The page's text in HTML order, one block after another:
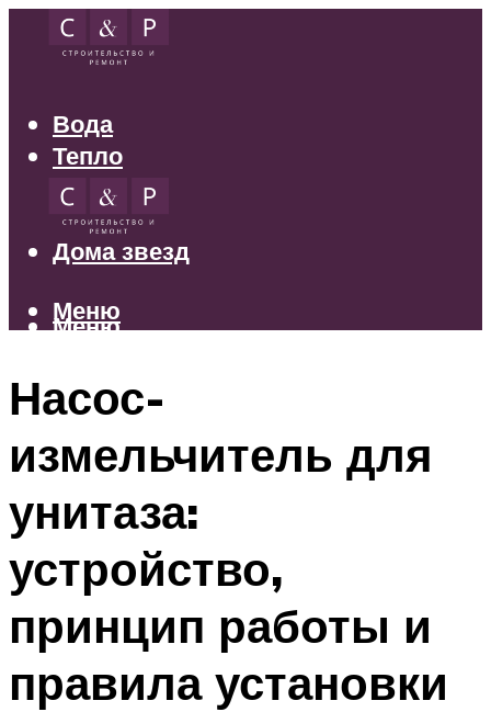
Вода
Тепло
Электрика
Свет
Дома звезд
Меню
Меню
Насос-
измельчитель для
унитаза:
устройство,
принцип работы и
правила установки